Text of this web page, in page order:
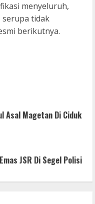
menyeluruh,
serupa tidak
berikutnya.
Asal Magetan Di Ciduk
JSR Di Segel Polisi